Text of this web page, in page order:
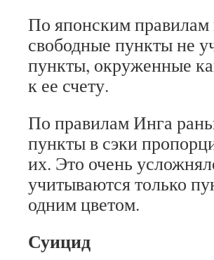
По японским правилам
свободные пункты не
пункты, окруженные
к ее счету.
По правилам Инга
пункты в сэки
их. Это очень
учитываются только
одним цветом.
Суицид